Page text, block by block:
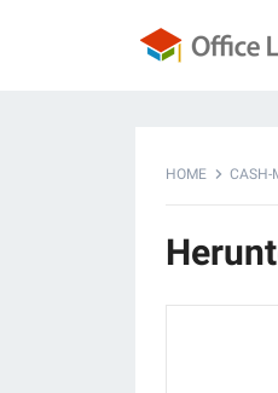
HOME CASH-